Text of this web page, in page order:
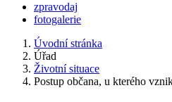
zpravodaj
fotogalerie
Úvodní stránka
Úřad
Životní situace
Postup občana, u kterého